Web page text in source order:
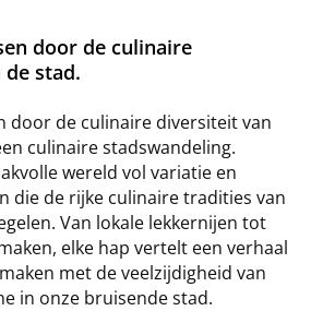
door de culinaire
stad.
door de culinaire diversiteit van
culinaire stadswandeling.
wereld vol variatie en
die de rijke culinaire tradities van
Van lokale lekkernijen tot
elke hap vertelt een verhaal
met de veelzijdigheid van
in onze bruisende stad.